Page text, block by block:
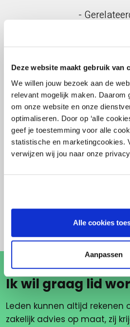
Deze website maakt gebruik van
We willen jouw bezoek aan de
relevant mogelijk maken. Daarom
om onze website en onze
optimaliseren. Door op ‘alle
geef je toestemming voor alle
statistische en marketingcookies.
verwijzen wij jou naar onze
Alle cookies
Aanpassen
-
29 september 2022
MKB leer- en werkroute
Ik wil graag lid
Leden kunnen altijd rekenen
zakelijk advies op maat, zij